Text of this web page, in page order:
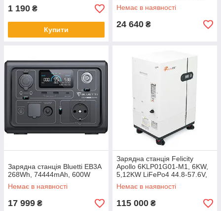
1 190 ₴
Купити
Немає в наявності
24 640 ₴
Зарядна станція Bluetti EB3A
268Wh, 74444mAh, 600W
Немає в наявності
17 999 ₴
Зарядна станція Felicity
Apollo 6KLP01G01-M1, 6KW,
5,12KW LiFePo4 44.8-57.6V,
MPPT (100-500V), 100A,
IP21, CAN, RS485, Wi-
Немає в наявності
115 000 ₴